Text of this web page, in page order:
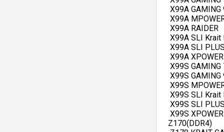
X99A
X99A
X99A RAIDER
X99A SLI
X99A SLI
X99A
X99S
X99S
X99S
X99S SLI
X99S SLI
X99S
Z170(DDR4)